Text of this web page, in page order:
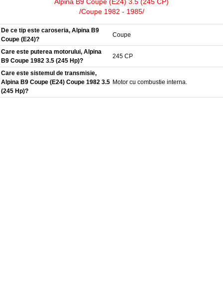
/Coupe 1982 - 1985/
De ce tip este caroseria, Alpina B9
Coupe (E24)?
Coupe
Care este puterea motorului, Alpina
B9 Coupe 1982 3.5 (245 Hp)?
245 CP
Care este sistemul de transmisie,
Alpina B9 Coupe (E24) Coupe 1982 3.5
(245 Hp)?
Motor cu combustie interna.